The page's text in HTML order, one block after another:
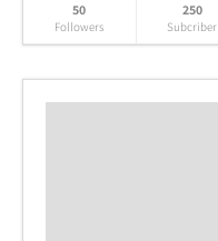
50
Followers
250
Subcriber